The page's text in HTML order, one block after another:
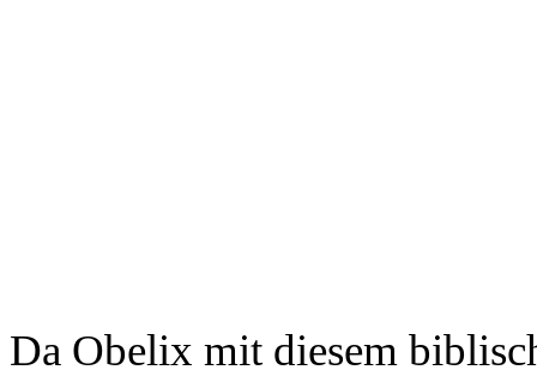
Da Obelix mit diesem